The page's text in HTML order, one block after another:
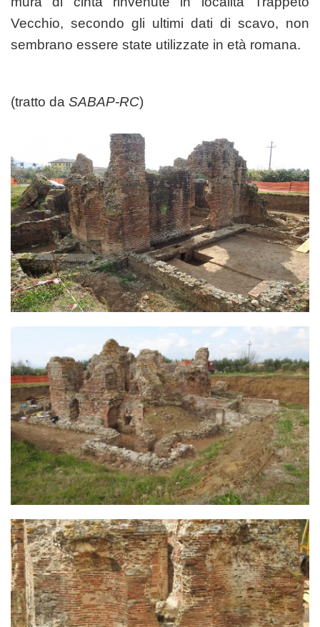
Vecchio, secondo gli ultimi dati di scavo, non
sembrano essere state utilizzate in età romana.
(tratto da SABAP-RC)